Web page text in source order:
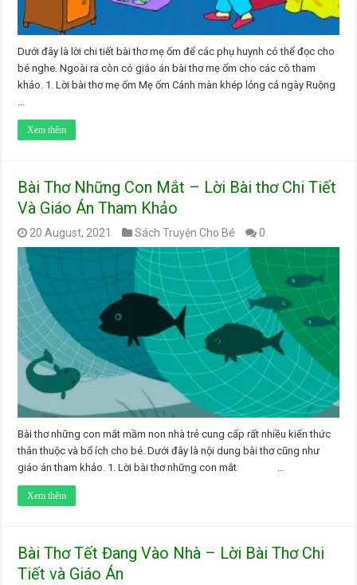
Dưới đây là lời chi tiết bài thơ mẹ ốm để các phụ huynh có thể đọc cho
bé nghe. Ngoài ra còn có giáo án bài thơ mẹ ốm cho các cô tham
khảo. 1. Lời bài thơ mẹ ốm Mẹ ốm Cánh màn khép lỏng cả ngày Ruộng
Xem thêm
Bài Thơ Những Con Mắt – Lời Bài thơ Chi Tiết
Và Giáo Án Tham Khảo
20 August, 2021 Sách Truyện Cho Bé 0
Bài thơ những con mắt mầm non nhà trẻ cung cấp rất nhiều kiến thức
thân thuộc và bổ ích cho bé. Dưới đây là nội dung bài thơ cũng như
giáo án tham khảo. 1. Lời bài thơ những con mắt …
Xem thêm
Bài Thơ Tết Đang Vào Nhà – Lời Bài Thơ Chi
Tiết và Giáo Án